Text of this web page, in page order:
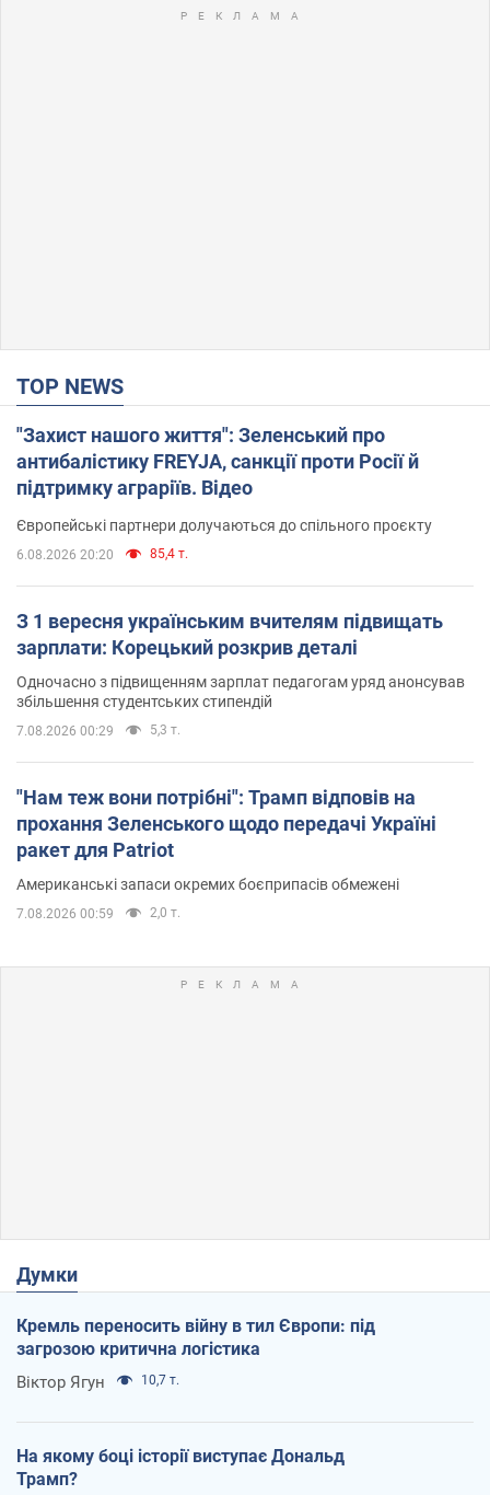
TOP NEWS
"Захист нашого життя": Зеленський про
антибалістику FREYJA, санкції проти Росії й
підтримку аграріїв. Відео
Європейські партнери долучаються до спільного проєкту
6.08.2026 20:20 85,4 т.
З 1 вересня українським вчителям підвищать
зарплати: Корецький розкрив деталі
Одночасно з підвищенням зарплат педагогам уряд анонсував
збільшення студентських стипендій
7.08.2026 00:29 5,3 т.
"Нам теж вони потрібні": Трамп відповів на
прохання Зеленського щодо передачі Україні
ракет для Patriot
Американські запаси окремих боєприпасів обмежені
7.08.2026 00:59 2,0 т.
Думки
Кремль переносить війну в тил Європи: під
загрозою критична логістика
Віктор Ягун 10,7 т.
На якому боці історії виступає Дональд
Трамп?